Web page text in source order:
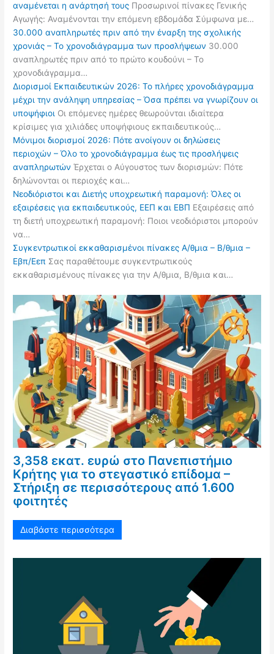
αναμένεται η ανάρτησή τους Προσωρινοί πίνακες Γενικής
Αγωγής: Αναμένονται την επόμενη εβδομάδα Σύμφωνα με…
30.000 αναπληρωτές πριν από την έναρξη της σχολικής
χρονιάς – Το χρονοδιάγραμμα των προσλήψεων 30.000
αναπληρωτές πριν από το πρώτο κουδούνι – Το
χρονοδιάγραμμα…
Διορισμοί Εκπαιδευτικών 2026: Το πλήρες χρονοδιάγραμμα
μέχρι την ανάληψη υπηρεσίας – Όσα πρέπει να γνωρίζουν οι
υποψήφιοι Οι επόμενες ημέρες θεωρούνται ιδιαίτερα
κρίσιμες για χιλιάδες υποψήφιους εκπαιδευτικούς…
Μόνιμοι διορισμοί 2026: Πότε ανοίγουν οι δηλώσεις
περιοχών – Όλο το χρονοδιάγραμμα έως τις προσλήψεις
αναπληρωτών Έρχεται ο Αύγουστος των διορισμών: Πότε
δηλώνονται οι περιοχές και…
Νεοδιόριστοι και Διετής υποχρεωτική παραμονή: Όλες οι
εξαιρέσεις για εκπαιδευτικούς, ΕΕΠ και ΕΒΠ Εξαιρέσεις από
τη διετή υποχρεωτική παραμονή: Ποιοι νεοδιόριστοι μπορούν
να…
Συγκεντρωτικοί εκκαθαρισμένοι πίνακες Α/θμια – Β/θμια –
Εβπ/Εεπ Σας παραθέτουμε συγκεντρωτικούς
εκκαθαρισμένους πίνακες για την Α/θμια, Β/θμια και…
3,358 εκατ. ευρώ στο Πανεπιστήμιο
Κρήτης για το στεγαστικό επίδομα –
Στήριξη σε περισσότερους από 1.600
φοιτητές
Διαβάστε περισσότερα